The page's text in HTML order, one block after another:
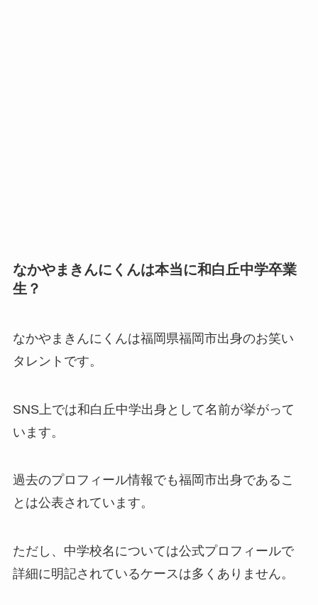
なかやまきんにくんは本当に和白丘中学卒業
生？
なかやまきんにくんは福岡県福岡市出身のお笑い
タレントです。
SNS上では和白丘中学出身として名前が挙がって
います。
過去のプロフィール情報でも福岡市出身であるこ
とは公表されています。
ただし、中学校名については公式プロフィールで
詳細に明記されているケースは多くありません。